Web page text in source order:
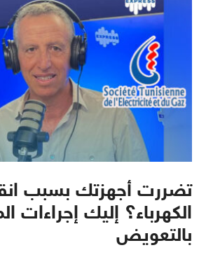
تضررت أجهزتك بسبب
الكهرباء؟ إليك إجراءات
بالتعويض